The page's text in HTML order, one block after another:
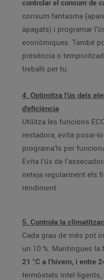
controlar el consum de
consum fantasma
apagats) i programar
econòmiques. També
presència o
treballi per tu.
4. Optimitza l’ús dels
d’eficiència
Utilitza les funcions
rentadora, evita posar-
programa’ls per
Evita l’ús de
neteja regularment els
rendiment.
5. Controla la
Cada grau de més pot
un 10 %. Mantingues la
21 °C a l’hivern, i entre
termòstats